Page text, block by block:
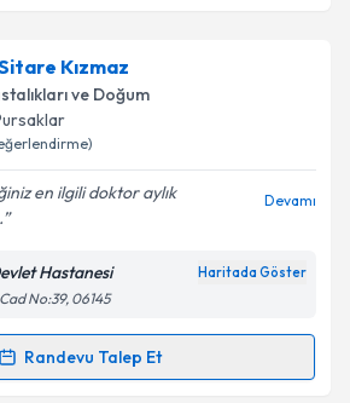
Oğuziçin randevu takvimi talebi
uzmandan randevu almanız için bir
e-posta ile bilgilendireceğiz.
işlenmesine ilişkin
Aydınlatma
ve kişisel verilerimin belirtilen
işlenmesini kabul ediyorum.
Kızmaz
ve Doğum
en ilgili doktor aylık
Devamı
Hastanesi Haritada Göster
No:39, 06145
Randevu Talep Et
Talebi